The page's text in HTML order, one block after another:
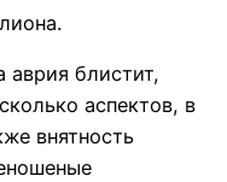
аврия блистит,
аспектов, в
внятность